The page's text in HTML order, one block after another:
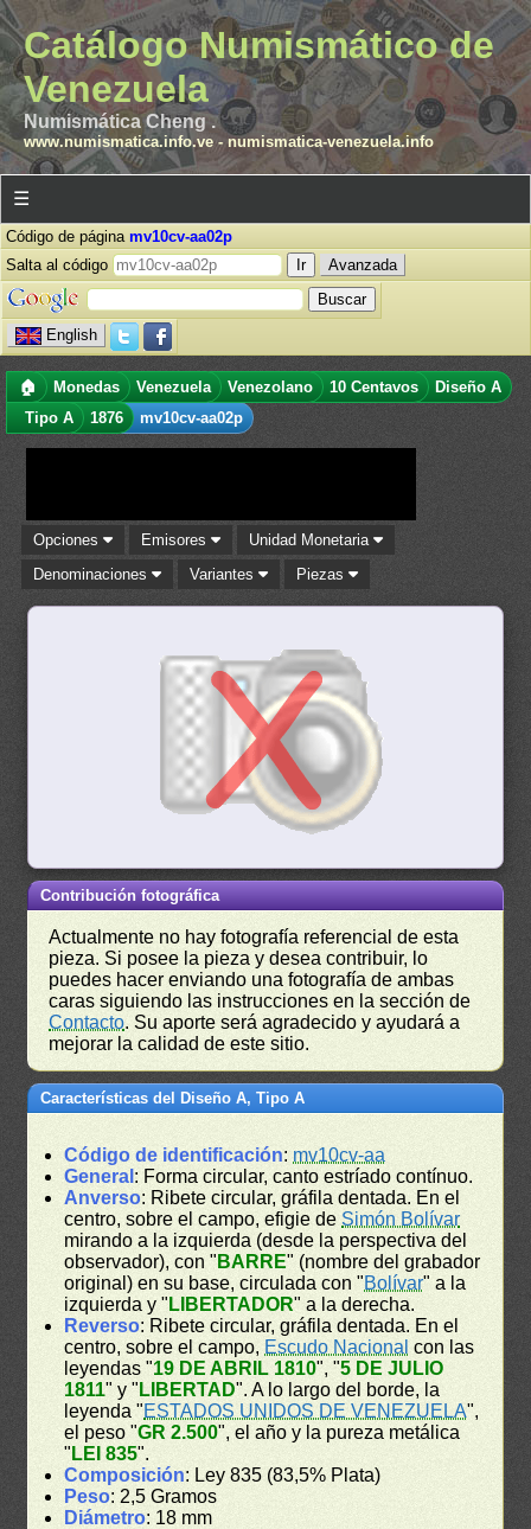
Catálogo Numismático de
Venezuela
Numismática Cheng .
www.numismatica.info.ve- numismatica-venezuela.info
☰
Código de página mv10cv-aa02p
Salta al código
Avanzada
English
🏠 Monedas Venezuela Venezolano 10 Centavos
Diseño A
Tipo A
1876 mv10cv-aa02p
Opciones Emisores
Unidad Monetaria
Denominaciones
Variantes Piezas
Contribución fotográfica
Actualmente no hay fotografía referencial de esta
pieza. Si posee la pieza y desea contribuir, lo
puedes hacer enviando una fotografía de ambas
caras siguiendo las instrucciones en la sección de
Contacto. Su aporte será agradecido y ayudará a
mejorar la calidad de este sitio.
Características del Diseño A, Tipo A
Código de identificación: mv10cv-aa
General : Forma circular, canto estríado contínuo.
Anverso: Ribete circular, gráfila dentada. En el
centro, sobre el campo, efigie deSimón Bolívar
mirando a la izquierda (desde la perspectiva del
observador), con " BARRE" (nombre del grabador
original) en su base, circulada con "Bolívar" a la
izquierda y " LIBERTADOR" a la derecha.
Reverso: Ribete circular, gráfila dentada. En el
centro, sobre el campo, Escudo Nacional con las
leyendas "19 DE ABRIL 1810", "5 DE JULIO
1811" y " LIBERTAD". A lo largo del borde, la
leyenda "ESTADOS UNIDOS DE VENEZUELA",
el peso "GR 2.500", el año y la pureza metálica
" LEI 835".
Composición: Ley 835 (83,5% Plata)
Peso: 2,5 Gramos
Diámetro: 18 mm